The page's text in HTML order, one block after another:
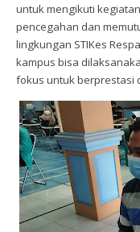
untuk mengikuti
pencegahan dan
lingkungan STIKes
kampus bisa
fokus untuk berprestasi